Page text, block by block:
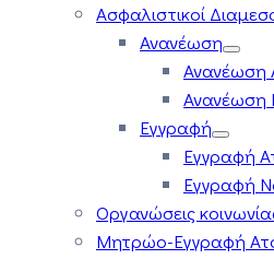
Ασφαλιστικοί
Ανανέωση
Ανανέωση
Εγγραφή
Εγγραφή
Εγγραφή
Οργανώσεις
Μητρώο-Εγγραφή